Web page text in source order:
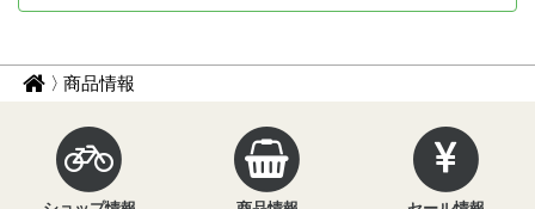
パ サ
ク
ル
イ
商品情報